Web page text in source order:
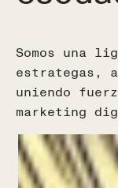
México
Campos
Polanco,
Calle Real,
Estepona,
(+34) 951 506
Somos una
estrategas,
uniendo
marketing